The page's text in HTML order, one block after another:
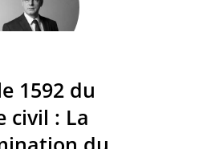
1592 du
civil : La